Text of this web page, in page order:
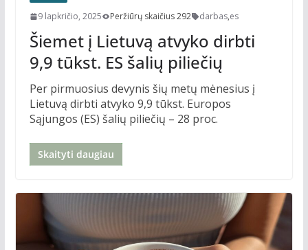
9 lapkričio, 2025 Peržiūrų skaičius 292 darbas,es
Šiemet į Lietuvą atvyko dirbti
9,9 tūkst. ES šalių piliečių
Per pirmuosius devynis šių metų mėnesius į
Lietuvą dirbti atvyko 9,9 tūkst. Europos
Sąjungos (ES) šalių piliečių – 28 proc.
Skaityti daugiau